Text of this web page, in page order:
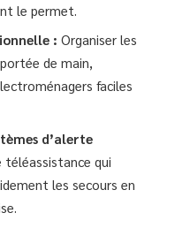
le permet.
: Organiser les
de main,
faciles
d’alerte
qui
les secours en